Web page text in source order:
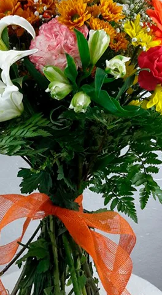
en el carrito.